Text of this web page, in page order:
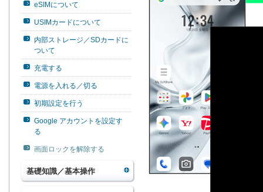
eSIMについて
USIMカードについて
内部ストレージ／SDカードに
ついて
充電する
電源を入れる／切る
初期設定を行う
Google アカウントを設定す
る
画面ロックを解除する
基礎知識／基本操作